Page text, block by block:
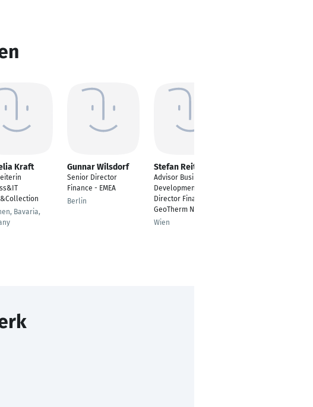
Kraft
Bavaria,
Gunnar Wilsdorf
Senior Director
Finance - EMEA
Berlin
Stefan Reiter
Advisor Business
Development M&A/
Director Finance OMV
GeoTherm NL B.V.
Wien